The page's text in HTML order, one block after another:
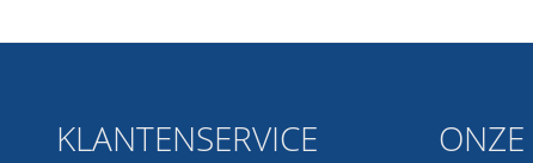
KLANTENSERVICE ONZE